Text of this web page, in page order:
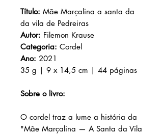
Título: Mãe Marçalina a santa da
da vila de Pedreiras
Autor: Filemon Krause
Categoria: Cordel
Ano: 2021
35 g | 9 x 14,5 cm | 44 páginas
Sobre o livro:
O cordel traz a lume a história da
"Mãe Marçalina — A Santa da Vila